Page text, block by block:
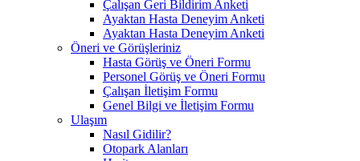
Çalışan Geri Bildirim Anketi
Ayaktan Hasta Deneyim Anketi
Ayaktan Hasta Deneyim Anketi
Öneri ve Görüşleriniz
Hasta Görüş ve Öneri Formu
Personel Görüş ve Öneri Formu
Çalışan İletişim Formu
Genel Bilgi ve İletişim Formu
Ulaşım
Nasıl Gidilir?
Otopark Alanları